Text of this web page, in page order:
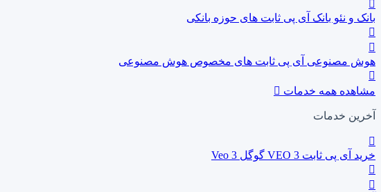
بانک و نئو بانک آی پی ثابت های حوزه بانکی
هوش مصنوعی آی پی ثابت های مخصوص هوش مصنوعی
مشاهده همه خدمات
آخرین خدمات
خرید آی پی ثابت VEO 3 گوگل Veo 3